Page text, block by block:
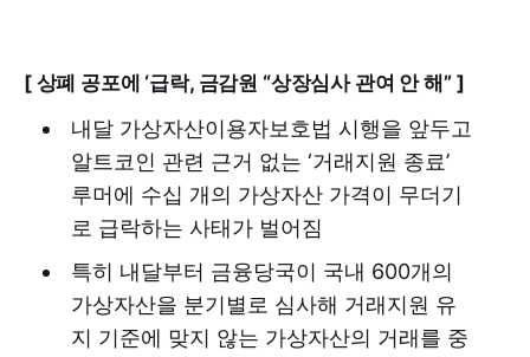
[ 상폐 공포에 ‘급락, 금감원 “상장심사 관여 안 해” ]
내달 가상자산이용자보호법 시행을 앞두고
알트코인 관련 근거 없는 ‘거래지원 종료’
루머에 수십 개의 가상자산 가격이 무더기
로 급락하는 사태가 벌어짐
특히 내달부터 금융당국이 국내 600개의
가상자산을 분기별로 심사해 거래지원 유
지 기준에 맞지 않는 가상자산의 거래를 중